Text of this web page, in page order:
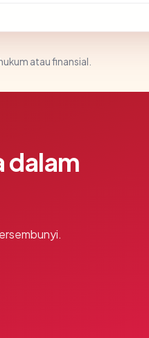
atau finansial.
dalam